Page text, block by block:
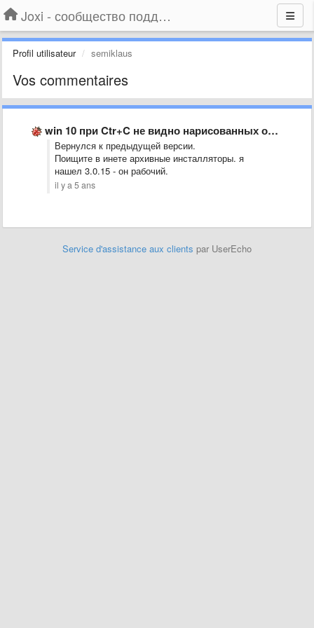
Joxi - сообщество поддержки
Profil utilisateur semiklaus
Vos commentaires
win 10 при Ctr+C не видно нарисованных объектов
Вернулся к предыдущей версии.
Поищите в инете архивные инсталляторы. я
нашел 3.0.15 - он рабочий.
il y a 5 ans
Service d'assistance aux clients par UserEcho